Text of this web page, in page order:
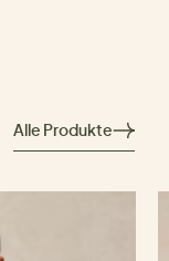
Alle Produkte